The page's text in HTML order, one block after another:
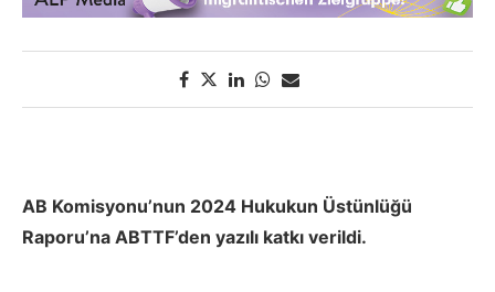
AB Komisyonu’nun 2024 Hukukun Üstünlüğü
Raporu’na ABTTF’den yazılı katkı verildi.